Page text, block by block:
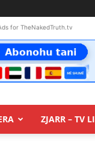
for TheNakedTruth.tv
ZJARR – TV